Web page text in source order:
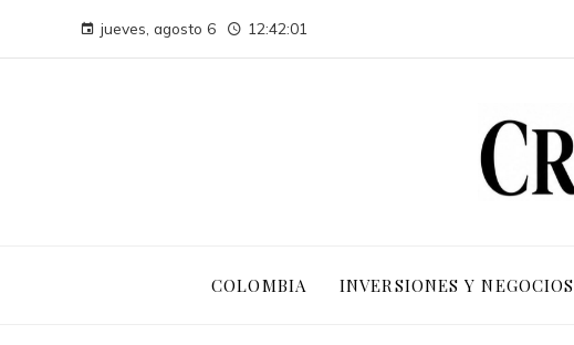
jueves, agosto 6 12:42:02
COLOMBIA INVERSIONES Y NEGOCIOS